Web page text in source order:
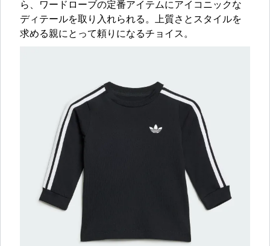
ら、ワードローブの定番アイテムにアイコニックな
ディテールを取り入れられる。上質さとスタイルを
求める親にとって頼りになるチョイス。